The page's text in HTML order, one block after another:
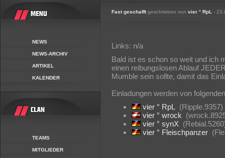
NEWS
NEWS-ARCHIV
ARTIKEL
KALENDER
TEAMS
MITGLIEDER
Fast geschafftgeschrieben von vier ° RpL -
Links: n/a
Bald ist es schon so weit und ich
einen reibungslosen Ablauf
Mumble sein sollte, damit das
Einladungen werden von
vier ° RpL
(Ripple.9357)
vier ° wrock
vier ° synX
vier ° Fleischpanzer